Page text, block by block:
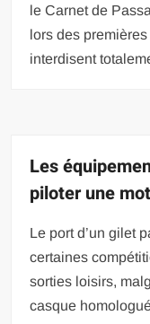
le Carnet de
lors des
interdisent
Les
piloter une
Le port d’un gilet
certaines
sorties loisirs,
casque